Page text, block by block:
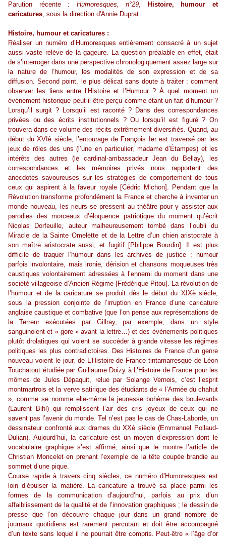
Parution récente : Humoresques, n°29,
Histoire, humour et
caricatures, sous la direction d'Annie Duprat.
Histoire, humour et caricatures :
Réaliser un numéro d’Humoresques entièrement consacré à un sujet
aussi vaste relève de la gageure. La question préalable en effet, était
de s’interroger dans une perspective chronologiquement assez large sur
la nature de l’humour, les modalités de son expression et de sa
diffusion. Second point, le plus délicat sans doute à traiter : comment
observer les liens entre l’Histoire et l’Humour ? À quel moment un
événement historique peut-il être perçu comme étant un fait d’humour ?
Lorsqu’il surgit ? Lorsqu’il est raconté ? Dans des correspondances
privées ou des écrits institutionnels ? Ou lorsqu’il est figuré ? On
trouvera dans ce volume des récits extrêmement diversifiés. Quand, au
début du XVIè siècle, l’entourage de François Ier est traversé par les
jeux de rôles des uns (l’une en particulier, madame d’Étampes) et les
intérêts des autres (le cardinal-ambassadeur Jean du Bellay), les
correspondances et les mémoires privés nous rapportent des
anecdotes savoureuses sur les stratégies de comportement de tous
ceux qui aspirent à la faveur royale [Cédric Michon]. Pendant que la
Révolution transforme profondément la France et cherche à inventer un
monde nouveau, les rieurs se pressent au théâtre pour y assister aux
parodies des morceaux d’éloquence patriotique du moment qu’écrit
Nicolas Dorfeuille, auteur malheureusement tombé dans l’oubli du
Miracle de la Sainte Omelette et de la Lettre d’un chien aristocrate à
son maître aristocrate aussi, et fugitif [Philippe Bourdin]. Il est plus
difficile de traquer l’humour dans les archives de justice : humour
parfois involontaire, mais ironie, dérision et chansons moqueuses très
caustiques volontairement adressées à l’ennemi du moment dans une
société villageoise d’Ancien Régime [Frédérique Pitou]. La révolution de
l’humour et de la caricature se produit dès le début du XIXè siècle,
sous la pression conjointe de l’irruption en France d’une caricature
anglaise caustique et combative (que l’on pense aux représentations de
la Terreur exécutées par Gillray, par exemple, dans un style
sanguinolent et « gore » avant la lettre…) et des événements politiques
plutôt drolatiques qui voient se succéder à grande vitesse les régimes
politiques les plus contradictoires. Des Histoires de France d’un genre
nouveau voient le jour, de L’Histoire de France tintamarresque de Léon
Touchatout étudiée par Guillaume Doizy à L’Histoire de France pour les
mômes de Jules Dépaquit, relue par Solange Vernois, c’est l’esprit
montmartrois et la verve satirique des étudiants de « l’Armée du chahut
», comme se nomme elle-même la jeunesse bohème des boulevards
(Laurent Bihl) qui remplissent l’air des cris joyeux de ceux qui ne
savent pas l’avenir du monde. Tel n’est pas le cas de Chas-Laborde, un
dessinateur confronté aux drames du XXè siècle (Emmanuel Pollaud-
Dulian). Aujourd’hui, la caricature est un moyen d’expression dont le
vocabulaire graphique s’est affirmé, ainsi que le montre l’article de
Christian Moncelet en prenant l’exemple de la tête coupée brandie au
sommet d’une pique.
Course rapide à travers cinq siècles, ce numéro d’Humoresques est
loin d’épuiser la matière. La caricature a trouvé sa place parmi les
formes de la communication d’aujourd’hui, parfois au prix d’un
affaiblissement de la qualité et de l’innovation graphiques ; le dessin de
presse que l’on découvre chaque jour dans un grand nombre de
journaux quotidiens est rarement percutant et doit être accompagné
d’un texte sans lequel il ne pourrait être compris. Peut-être « l’âge d’or